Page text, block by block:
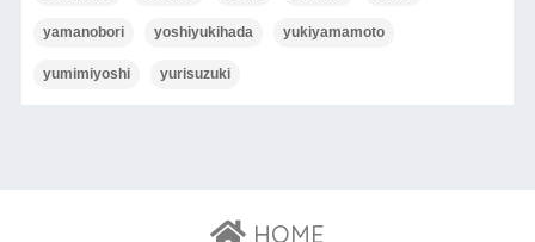
yamanobori yoshiyukihada yukiyamamoto
yumimiyoshi yurisuzuki
HOME